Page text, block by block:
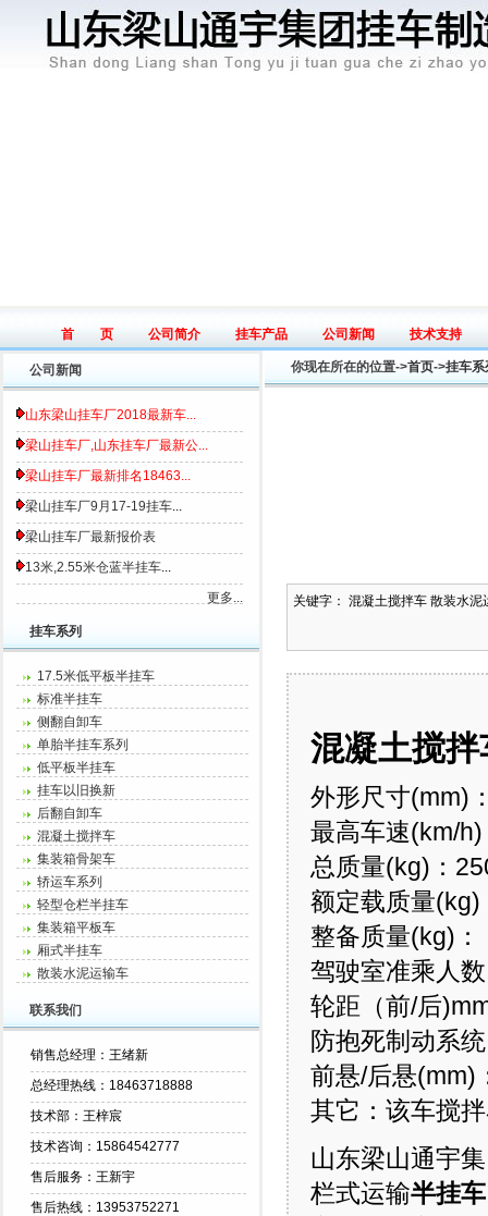
首 页 公司简介 挂车产品 公司新闻 技术支持
你现在所在的位置->首页->挂车系
关键字： 混凝土搅拌车 散装水
混凝土搅
外形尺寸(mm)
最高车速(km/
总质量(kg)：
额定载质量(kg)
整备质量(kg)
驾驶室准乘人
轮距（前/后
防抱死制动系
前悬/后悬(mm)
其它：该车搅
山东梁山通宇
栏式运输半挂车
公司新闻
山东梁山挂车厂2018最新车...
梁山挂车厂,山东挂车厂最新公...
梁山挂车厂最新排名18463...
梁山挂车厂9月17-19挂车...
梁山挂车厂最新报价表
13米,2.55米仓蓝半挂车...
更多...
挂车系列
17.5米低平板半挂车
标准半挂车
侧翻自卸车
单胎半挂车系列
低平板半挂车
挂车以旧换新
后翻自卸车
混凝土搅拌车
集装箱骨架车
轿运车系列
轻型仓栏半挂车
集装箱平板车
厢式半挂车
散装水泥运输车
联系我们
销售总经理：王绪新
总经理热线：18463718888
技术部：王梓宸
技术咨询：15864542777
售后服务：王新宇
售后热线：13953752271